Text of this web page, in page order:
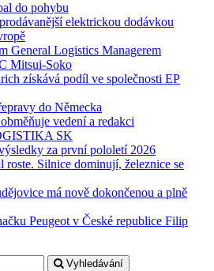
do pohybu
elektrickou dodávkou
General Logistics Managerem
Mitsui-Soko
získává podíl ve společnosti EP
do Německa
vedení a redakci
SK
za první pololetí 2026
roste. Silnice dominují, železnice se
má nově dokončenou a plně
Peugeot v České republice Filip
Vyhledávání